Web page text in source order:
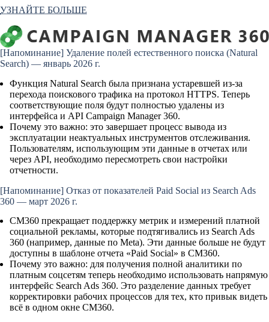
УЗНАЙТЕ БОЛЬШЕ
[Напоминание] Удаление полей естественного поиска (Natural
Search) — январь 2026 г.
Функция Natural Search была признана устаревшей из-за
перехода поискового трафика на протокол HTTPS. Теперь
соответствующие поля будут полностью удалены из
интерфейса и API Campaign Manager 360.
Почему это важно: это завершает процесс вывода из
эксплуатации неактуальных инструментов отслеживания.
Пользователям, использующим эти данные в отчетах или
через API, необходимо пересмотреть свои настройки
отчетности.
[Напоминание] Отказ от показателей Paid Social из Search Ads
360 — март 2026 г.
CM360 прекращает поддержку метрик и измерений платной
социальной рекламы, которые подтягивались из Search Ads
360 (например, данные по Meta). Эти данные больше не будут
доступны в шаблоне отчета «Paid Social» в CM360.
Почему это важно: для получения полной аналитики по
платным соцсетям теперь необходимо использовать напрямую
интерфейс Search Ads 360. Это разделение данных требует
корректировки рабочих процессов для тех, кто привык видеть
всё в одном окне CM360.